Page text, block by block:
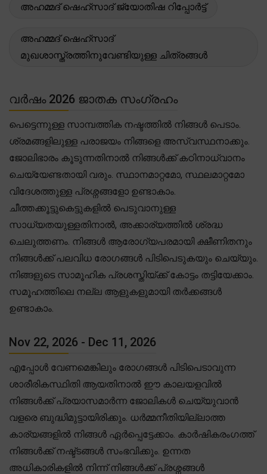
അഹമ്മദ് ഷെഹ്സാദ് ജ്യോതിഷ റിപ്പോർട്ട്
അഹമ്മദ് ഷെഹ്സാദ്
മുഖശാസ്ത്രത്തിനുവേണ്ടിയുള്ള ചിത്രങ്ങൾ
വർഷം 2026 ജാതക സംഗ്രഹം
പെട്ടെന്നുള്ള സാമ്പത്തിക നഷ്ടത്തിൽ നിങ്ങൾ പെടാം.
ശ്രമങ്ങളിലുള്ള പരാജയം നിങ്ങളെ അസ്വസ്ഥനാക്കും.
ജോലിഭാരം കൂടുന്നതിനാൽ നിങ്ങൾക്ക് കഠിനാധ്വാനം
ചെയ്യേണ്ടതായി വരും. സ്ഥാനമാറ്റമോ, സ്ഥലമാറ്റമോ
വിദേശത്തുള്ള പ്രശ്നങ്ങളോ ഉണ്ടാകാം.
ചീത്തക്കൂട്ടുകെട്ടുകളിൽ പെടുവാനുള്ള
സാധ്യതയുള്ളതിനാൽ, അക്കാര്യത്തിൽ ശ്രദ്ധ
ചെലുത്തണം. നിങ്ങൾ ആരോഗ്യപരമായി ക്ഷീണിതനും
നിങ്ങൾക്ക് പലവിധ രോഗങ്ങൾ പിടിപെടുകയും ചെയ്യും.
നിങ്ങളുടെ സാമൂഹിക പ്രശസ്തിയ്ക്ക് കോട്ടം തട്ടിയേക്കാം.
സമൂഹത്തിലെ നല്ല ആളുകളുമായി തർക്കങ്ങൾ
ഉണ്ടാകാം.
Nov 22, 2026 - Dec 11, 2026
എപ്പോൾ വേണമെങ്കിലും രോഗങ്ങൾ പിടിപെടാവുന്ന
ശാരീരികസ്ഥിതി ആയതിനാൽ ഈ കാലയളവിൽ
നിങ്ങൾക്ക് പ്രയാസമാർന്ന ജോലികൾ ചെയ്യുവാൻ
വളരെ ബുദ്ധിമുട്ടായിരിക്കും. ധർമ്മനീതിയില്ലാത്ത
കാര്യങ്ങളിൽ നിങ്ങൾ ഏർപ്പെട്ടേക്കാം. കാർഷികരംഗത്ത്
നിങ്ങൾക്ക് നഷ്ട്ടങ്ങൾ സംഭവിക്കും. ഉന്നത
അധികാരികളിൽ നിന്ന് നിങ്ങൾക്ക് പ്രശ്നങ്ങൾ